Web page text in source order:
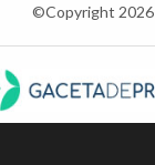
©Copyright 2026